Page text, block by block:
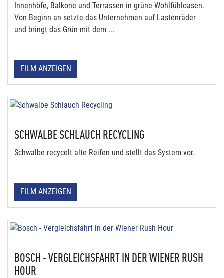
Innenhöfe, Balkone und Terrassen in grüne Wohlfühloasen.
Von Beginn an setzte das Unternehmen auf Lastenräder
und bringt das Grün mit dem ...
FILM ANZEIGEN
SCHWALBE SCHLAUCH RECYCLING
Schwalbe recycelt alte Reifen und stellt das System vor.
FILM ANZEIGEN
BOSCH - VERGLEICHSFAHRT IN DER WIENER RUSH
HOUR